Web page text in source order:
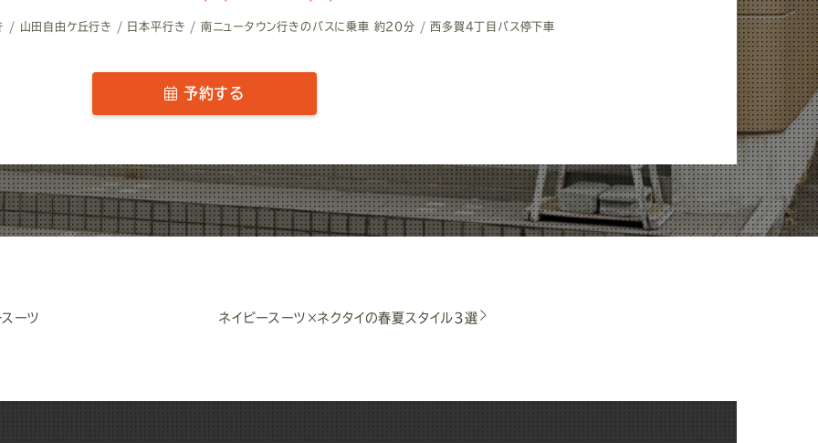
/ 山田自由ケ丘行き / 日本平行き / 南ニュータウン行きのバスに乗車 約20分 / 西多賀4丁目バス停下車
予約する
ーツ ネイビースーツ×ネクタイの春夏スタイル3選